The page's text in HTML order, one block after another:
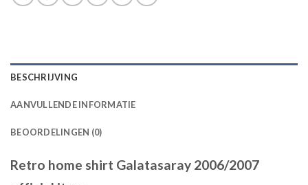
BESCHRIJVING
AANVULLENDE INFORMATIE
BEOORDELINGEN (0)
Retro home shirt Galatasaray 2006/2007